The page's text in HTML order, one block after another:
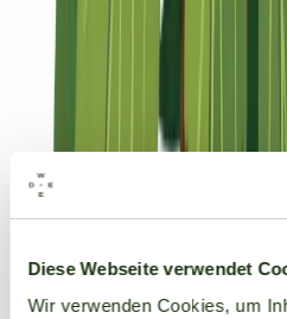
Diese Webseite verwendet
Wir verwenden Cookies, um